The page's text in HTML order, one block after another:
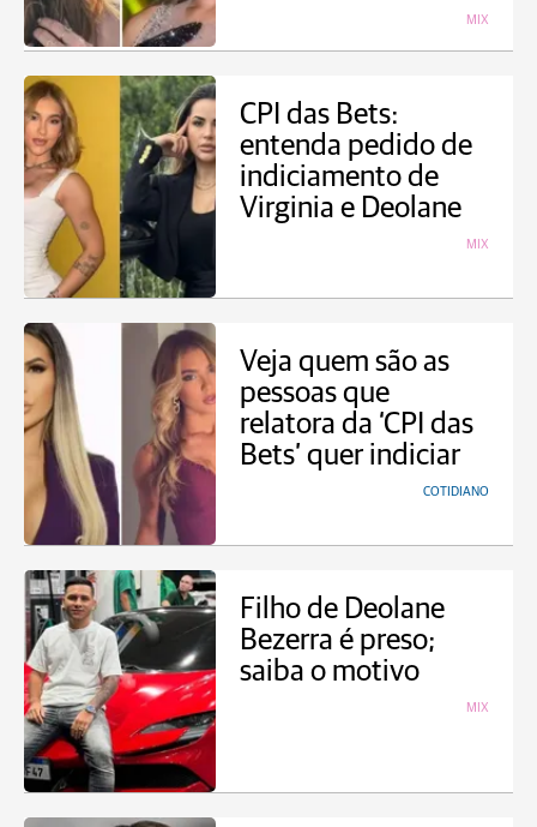
MIX
CPI das Bets:
entenda pedido de
indiciamento de
Virginia e Deolane
MIX
Veja quem são as
pessoas que
relatora da ‘CPI das
Bets’ quer indiciar
COTIDIANO
Filho de Deolane
Bezerra é preso;
saiba o motivo
MIX